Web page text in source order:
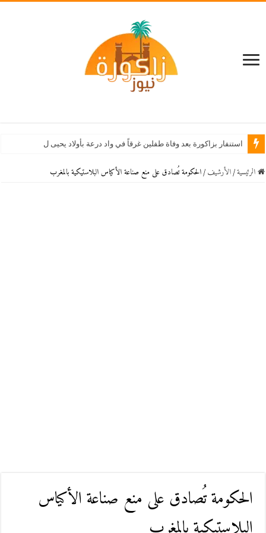
استنفار بزاكورة بعد وفاة طفلين غرقاً في واد درعة بأولاد يحيى لكراير
الرئيسية / اﻷرشيف / الحكومة تُصادق على منع صناعة الأكياس البلاستيكية بالمغرب
الحكومة تُصادق على منع صناعة الأكياس